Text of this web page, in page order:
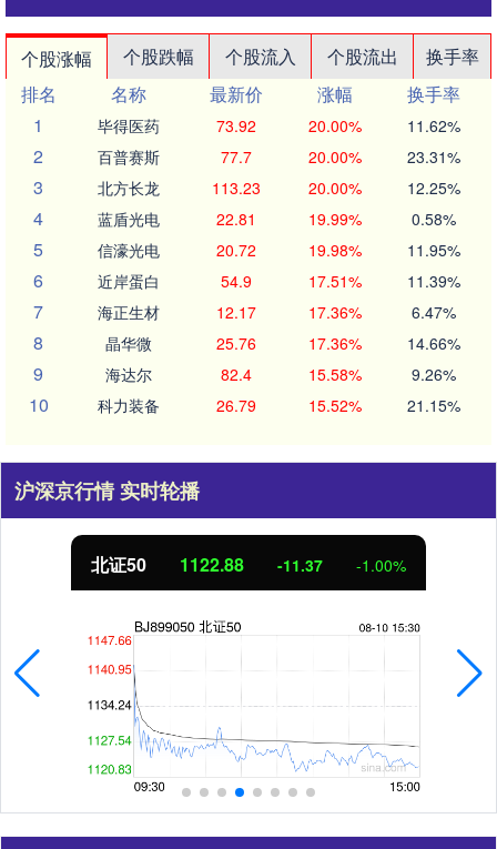
个股涨幅 个股跌幅 个股流入 个股流出
换手率
排名
名称 最新价 涨幅
换手率
1
毕得医药 73.92 20.00% 11.62%
2 百普赛斯 77.7 20.00% 23.31%
3 北方长龙 113.23 20.00% 12.25%
4 蓝盾光电 22.81 19.99% 0.58%
5 信濠光电 20.72 19.98% 11.95%
6 近岸蛋白 54.9 17.51% 11.39%
7 海正生材 12.17 17.36% 6.47%
8 晶华微 25.76 17.36% 14.66%
9 海达尔 82.4 15.58% 9.26%
10 科力装备 26.79 15.52% 21.15%
沪深京行情 实时轮播
北证50 1122.88 -11.37 -1.00%